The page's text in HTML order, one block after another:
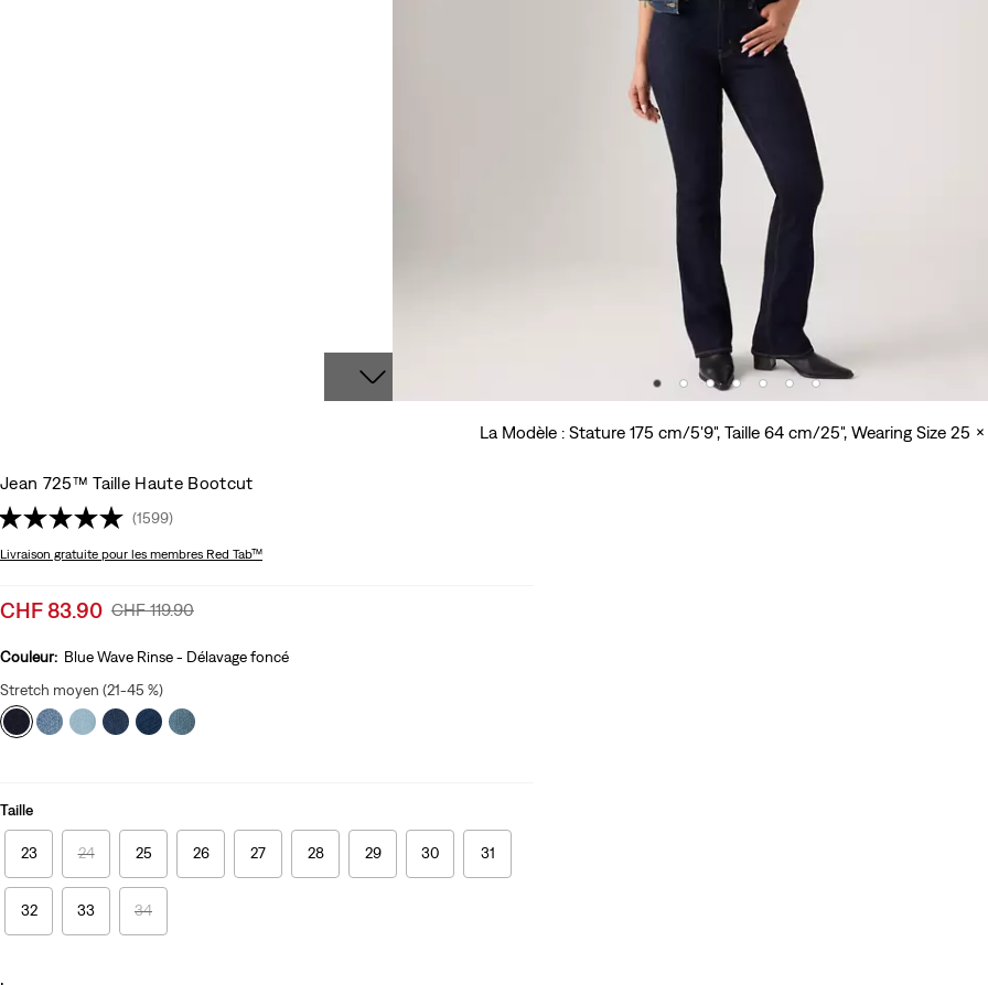
La Modèle : Stature 175 cm/5'9", Taille 64 cm/25", Wearing Size 25
Jean 725™ Taille Haute Bootcut
(1599)
Livraison gratuite pour les membres Red Tab™
Sale
is
CHF 83.90 Original
Was
CHF 119.90
Couleur: Blue Wave Rinse - Délavage foncé
Stretch moyen (21-45 %)
Taille
23 24 25 26 27 28 29 30 31
32 33 34